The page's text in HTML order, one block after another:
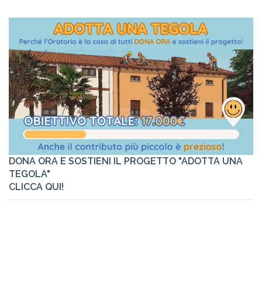
DONA ORA E SOSTIENI IL PROGETTO "ADOTTA UNA
TEGOLA"
CLICCA QUI!